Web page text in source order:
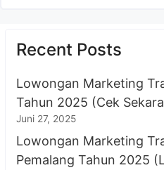
Recent Posts
Lowongan Marketing
Tahun 2025 (Cek
Juni 27, 2025
Lowongan Marketing
Pemalang Tahun 2025